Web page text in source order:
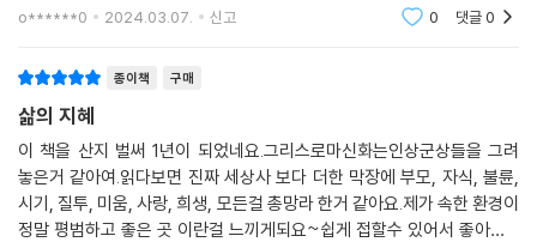
잘 버무려 저만이 들려드릴 수 있는 신화 이야기를 만드는 데 집중했습니
다. 조금이라도 쉽고 재미있게 전달할 수 있도록, 부족하지만 제가 그린 그
림을 더해 스토리텔링을 완성한 것도 그런 고민에서 나온 결과물이지요.”
-설민석(최고의 스토리텔러)
“그리스 로마 신화는 서양 미술사를 지탱하는 거대한 뿌리 중 하나입니다.
o******0 2024.03.07. 신고 0 댓글0
종이책 구매
삶의 지혜
이 책을 산지 벌써 1년이 되었네요.그리스로마신화는인상군상들을 그려
놓은거 같아여.읽다보면 진짜 세상사 보다 더한 막장에 부모, 자식, 불륜,
시기, 질투, 미움, 사랑, 희생, 모든걸 총망라 한거 같아요.제가 속한 환경이
정말 평범하고 좋은 곳 이란걸 느끼게되요~쉽게 접할수 있어서 좋아요~